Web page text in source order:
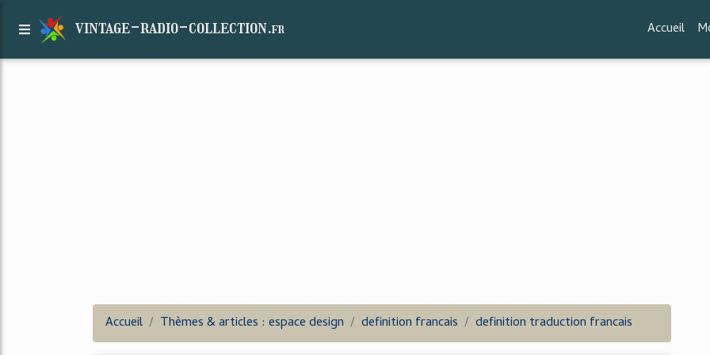
vintage-radio-collection.fr Accueil
Accueil Thèmes & articles : espace design definition francais definition traduction francais